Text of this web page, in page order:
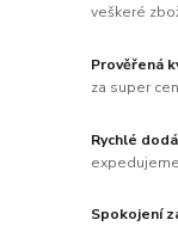
veškeré
Prověřená
za super
Rychlé
Spokojení